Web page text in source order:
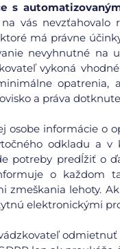
s
vás nevzťahovalo
má právne
nevyhnutné na
vykoná
opatrenia,
a práva
osobe informácie o
odkladu a
potreby predĺžiť o
o každom
zmeškania lehoty.
elektronickými